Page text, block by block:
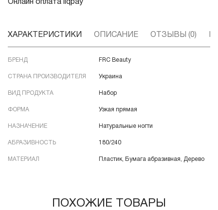
Онлайн оплата liqpay
ХАРАКТЕРИСТИКИ ОПИСАНИЕ ОТЗЫВЫ (0)
БРЕНД FRC Beauty
СТРАНА ПРОИЗВОДИТЕЛЯ Украина
ВИД ПРОДУКТА Набор
ФОРМА Узкая прямая
НАЗНАЧЕНИЕ Натуральные ногти
АБРАЗИВНОСТЬ 180/240
МАТЕРИАЛ Пластик, Бумага абразивная, Дерево
ПОХОЖИЕ ТОВАРЫ